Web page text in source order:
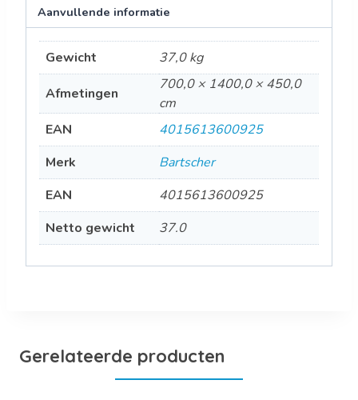
Aanvullende informatie
Gewicht 37,0 kg
Afmetingen
700,0 × 1400,0 × 450,0
cm
EAN
4015613600925
Merk
Bartscher
EAN
4015613600925
Netto gewicht
37.0
Gerelateerde producten